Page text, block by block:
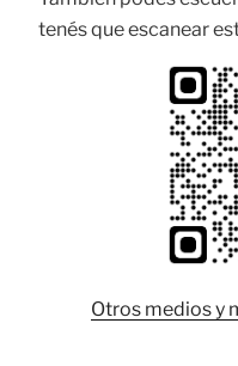
tenés que escanear
Otros medios y